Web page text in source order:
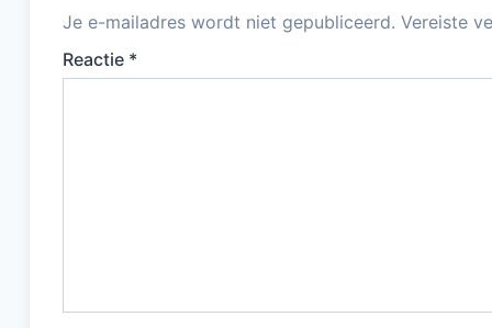
k
Je e-mailadres wordt niet gepubliceerd. Vereiste
Reactie *